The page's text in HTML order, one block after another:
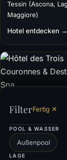
FilterFertig ✕
POOL & WASSER
Außenpool
LAGE
Tessin (Ascona,
Maggiore)
Hotel entdecken →
Hôtel des Trois
Spa
Vevey (Genfersee),
(Vevey, Genfersee)